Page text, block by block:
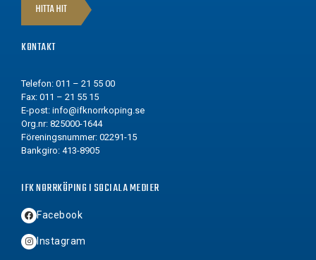
HITTA HIT
KONTAKT
Telefon: 011 – 21 55 00
Fax: 011 – 21 55 15
E-post: info@ifknorrkoping.se
Org.nr: 825000-1644
Föreningsnummer: 02291-15
Bankgiro: 413-8905
IFK NORRKÖPING I SOCIALA MEDIER
Facebook
Instagram